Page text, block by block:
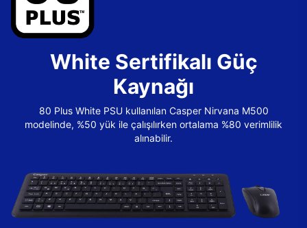
White Sertifikalı Güç
Kaynağı
80 Plus White PSU kullanılan Casper Nirvana M500
modelinde, %50 yük ile çalışılırken ortalama %80 verimlilik
alınabilir.